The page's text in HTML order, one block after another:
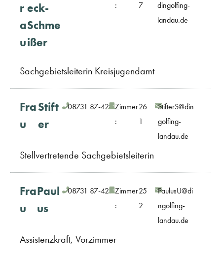
r
a
u
eck-
Schme
ißer
:
7
dingolfing-
landau.de
Sachgebietsleiterin Kreisjugendamt
Fra
u
Stift
er
08731 87-428 Zimmer
:
26
1
StifterS@din
golfing-
landau.de
Stellvertretende Sachgebietsleiterin
Fra
u
Paul
us
08731 87-421 Zimmer
:
25
2
PaulusU@di
ngolfing-
landau.de
Assistenzkraft, Vorzimmer